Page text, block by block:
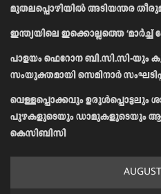
മുതലപ്പൊഴിയിൽ അടിയന്തര
ഇന്ത്യയിലെ ഇക്കൊല്ലത്തെ
പാളയം ഫെറോന ബി.സി.സി-
സംയുക്തമായി സെമിനാർ
വെള്ളപ്പൊക്കവും ഉരുള്‍പ്പൊട്ടലും
പുഴകളുടെയും ഡാമുകളുടെയും ആഴം
കെസിബിസി